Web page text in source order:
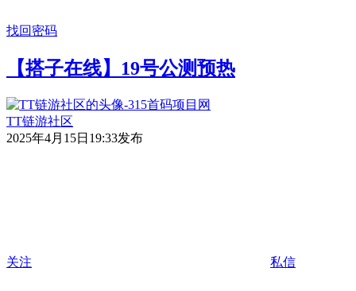
找回密码
【搭子在线】19号公测预热
TT链游社区
2025年4月15日19:33发布
关注 私信